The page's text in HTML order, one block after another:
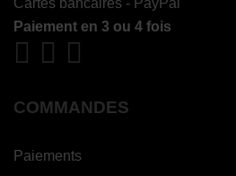
Cartes bancaires - PayPal
Paiement en 3 ou 4 fois
COMMANDES
Paiements